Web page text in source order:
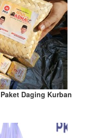
Daging Kurban